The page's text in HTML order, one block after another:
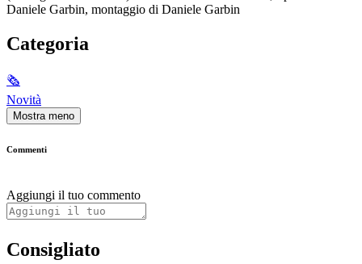
Daniele Garbin, montaggio di Daniele Garbin
Categoria
🗞
Novità
Mostra meno
Commenti
Aggiungi il tuo commento
Consigliato